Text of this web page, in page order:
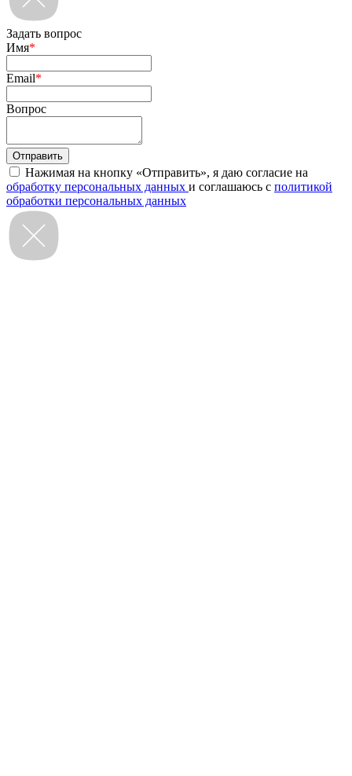
Задать вопрос
Имя*
Email*
Вопрос
Нажимая на кнопку «Отправить», я даю согласие на
обработку персональных данных и соглашаюсь с политикой
обработки персональных данных